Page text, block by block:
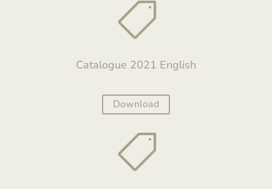

Catalogue 2021 English
Download
